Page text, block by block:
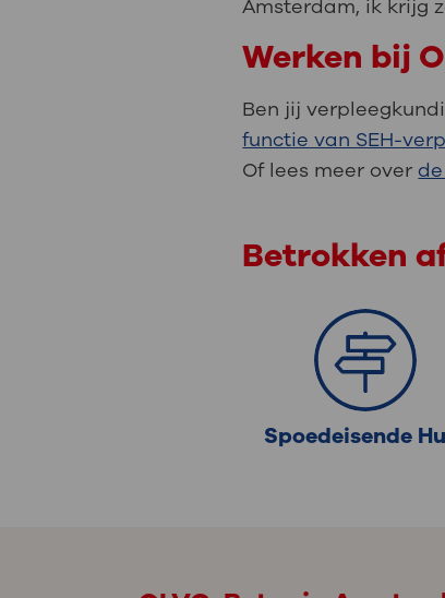
Amsterdam, ik krijg
Werken bij
Ben jij
functie van SEH-
Of lees meer over
Betrokken
Spoedeisende